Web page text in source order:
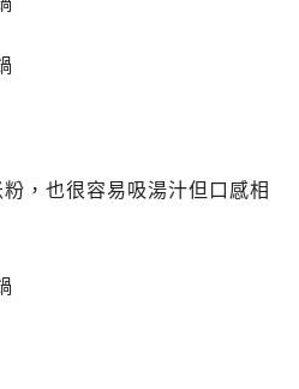
，也很容易吸湯汁但口感相